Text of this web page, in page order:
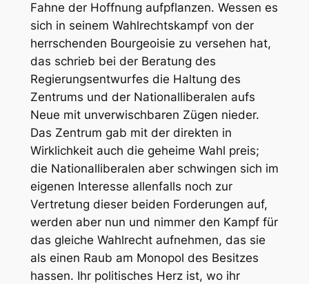
Fahne der Hoffnung aufpflanzen. Wessen es
sich in seinem Wahlrechtskampf von der
herrschenden Bourgeoisie zu versehen hat,
das schrieb bei der Beratung des
Regierungsentwurfes die Haltung des
Zentrums und der Nationalliberalen aufs
Neue mit unverwischbaren Zügen nieder.
Das Zentrum gab mit der direkten in
Wirklichkeit auch die geheime Wahl preis;
die Nationalliberalen aber schwingen sich im
eigenen Interesse allenfalls noch zur
Vertretung dieser beiden Forderungen auf,
werden aber nun und nimmer den Kampf für
das gleiche Wahlrecht aufnehmen, das sie
als einen Raub am Monopol des Besitzes
hassen. Ihr politisches Herz ist, wo ihr